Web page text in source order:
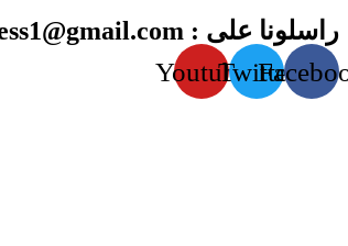
راسلونا على : chaouenpress1@gmail.com
Twitter
Youtube